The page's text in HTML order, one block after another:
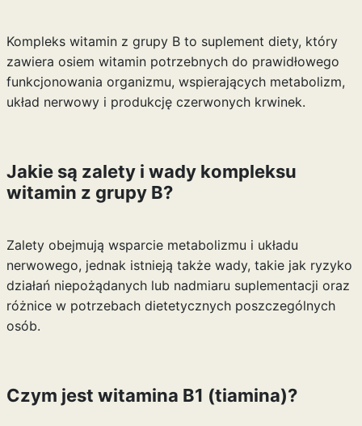
Kompleks witamin z grupy B to suplement diety, który
zawiera osiem witamin potrzebnych do prawidłowego
funkcjonowania organizmu, wspierających metabolizm,
układ nerwowy i produkcję czerwonych krwinek.
Jakie są zalety i wady kompleksu
witamin z grupy B?
Zalety obejmują wsparcie metabolizmu i układu
nerwowego, jednak istnieją także wady, takie jak ryzyko
działań niepożądanych lub nadmiaru suplementacji oraz
różnice w potrzebach dietetycznych poszczególnych
osób.
Czym jest witamina B1 (tiamina)?